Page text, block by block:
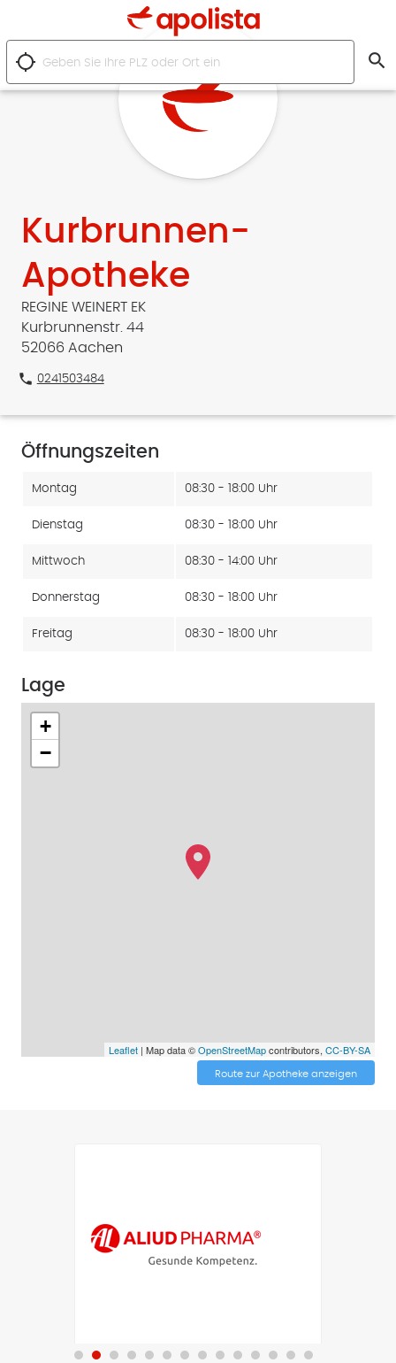
location_searching search
Kurbrunnen-
Apotheke
REGINE WEINERT EK
Kurbrunnenstr. 44
52066 Aachen
phone 0241503484
Öffnungszeiten
Montag 08:30 - 18:00 Uhr
Dienstag 08:30 - 18:00 Uhr
Mittwoch 08:30 - 14:00 Uhr
Donnerstag 08:30 - 18:00 Uhr
Freitag 08:30 - 18:00 Uhr
Lage
+
−
Leaflet| Map data ©OpenStreetMapcontributors, CC-BY-SA
Route zur Apotheke anzeigen